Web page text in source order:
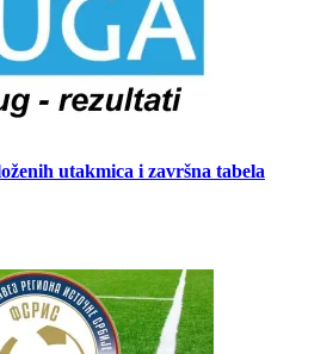
utakmica i završna tabela